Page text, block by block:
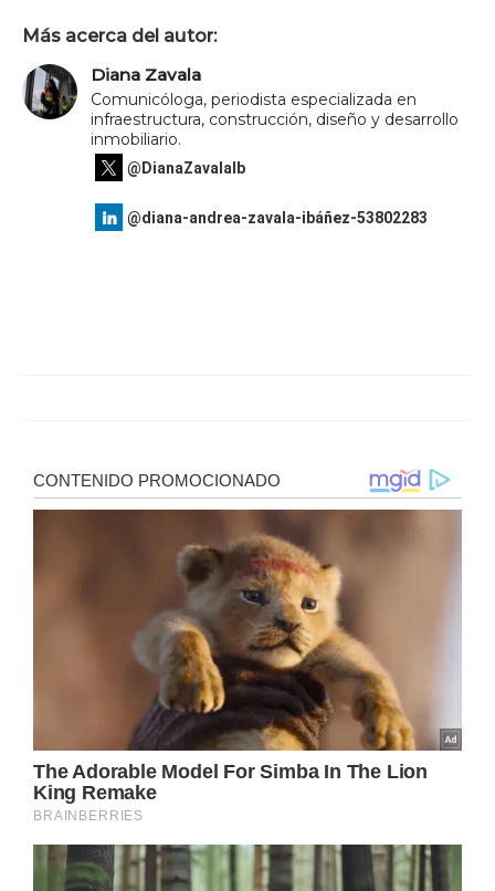
Más acerca del autor:
Diana Zavala
Comunicóloga, periodista especializada en
infraestructura, construcción, diseño y desarrollo
inmobiliario.
@DianaZavalaIb
@diana-andrea-zavala-ibáñez-53802283